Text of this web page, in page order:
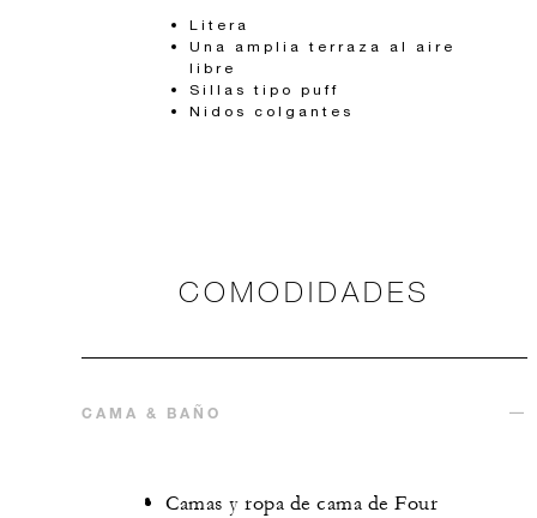
Litera
Una amplia terraza al aire
libre
Sillas tipo puff
Nidos colgantes
COMODIDADES
CAMA & BAÑO
Camas y ropa de cama de Four